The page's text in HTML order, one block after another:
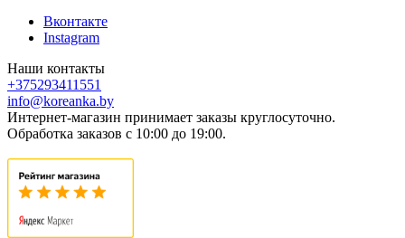
Вконтакте
Instagram
Наши контакты
+375293411551
info@koreanka.by
Интернет-магазин принимает заказы круглосуточно.
Обработка заказов с 10:00 до 19:00.